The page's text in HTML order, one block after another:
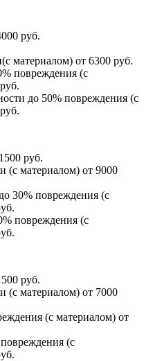
руб.
материалом) от 6300 руб.
повреждения (с
до 50% повреждения (с
руб.
(с материалом) от 9000
30% повреждения (с
повреждения (с
руб.
(с материалом) от 7000
(с материалом) от
(с